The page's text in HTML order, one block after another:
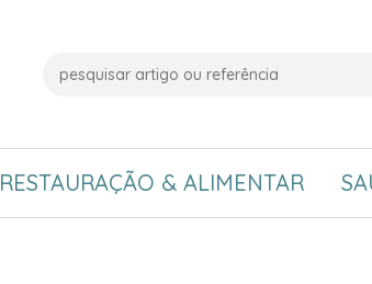
RESTAURAÇÃO & ALIMENTAR